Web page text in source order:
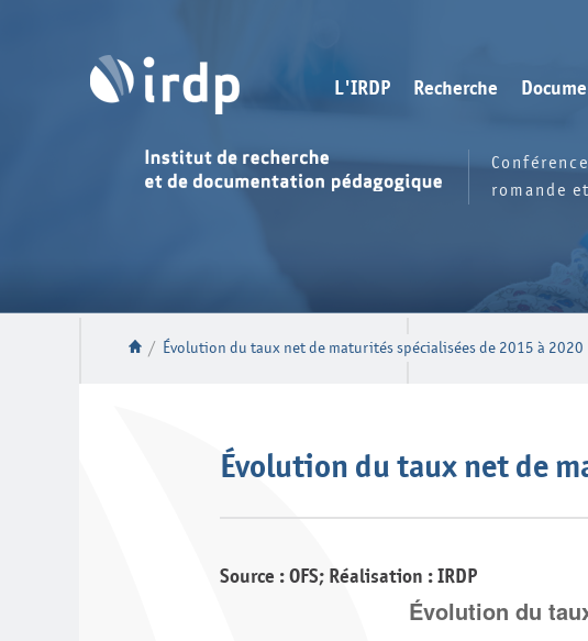
L'IRDP Recherche
romande
/ Évolution du taux net de maturités spécialisées de 2015 à 2020
Évolution du taux net de
Source : OFS; Réalisation : IRDP